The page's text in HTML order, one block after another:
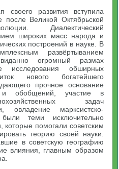
своего развития вступила
Великой Октябрьской
Диалектический
широких масс народа и
построений в науке. В
развёртыванием
огромный размах
исследования обширных
нового богатейшего
прочное основание
обобщений, участие в
задач
овладение марксистско-
теми исключительно
которые помогали советским
теорию своей науки.
в советскую географию
влияния, главным образом